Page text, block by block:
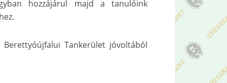
hozzájárul majd a tanulóink
Tankerület jóvoltából